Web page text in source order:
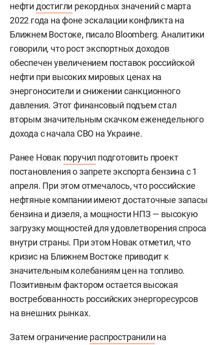
нефти достигли рекордных значений с марта
2022 года на фоне эскалации конфликта на
Ближнем Востоке, писало Bloomberg. Аналитики
говорили, что рост экспортных доходов
обеспечен увеличением поставок российской
нефти при высоких мировых ценах на
энергоносители и снижении санкционного
давления. Этот финансовый подъем стал
вторым значительным скачком еженедельного
дохода с начала СВО на Украине.
Ранее Новак поручил подготовить проект
постановления о запрете экспорта бензина с 1
апреля. При этом отмечалось, что российские
нефтяные компании имеют достаточные запасы
бензина и дизеля, а мощности НПЗ — высокую
загрузку мощностей для удовлетворения спроса
внутри страны. При этом Новак отметил, что
кризис на Ближнем Востоке приводит к
значительным колебаниям цен на топливо.
Позитивным фактором остается высокая
востребованность российских энергоресурсов
на внешних рынках.
Затем ограничение распространили на